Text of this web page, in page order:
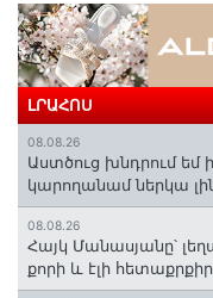
ԼՐԱՀՈՍ
08.08.26
Աստծուց խնդրում եմ
կարողանամ ներկա
08.08.26
Հայկ Մանասյանը՝
քորի և էլի